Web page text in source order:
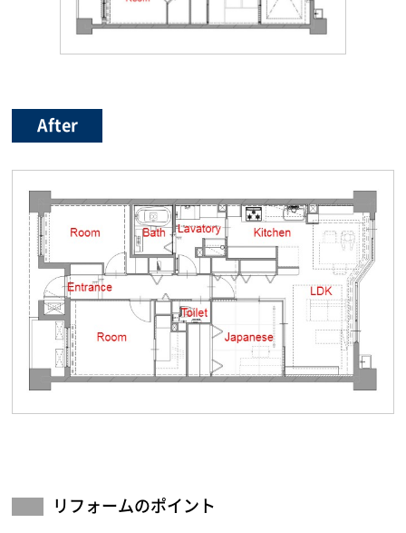
After
リフォームのポイント